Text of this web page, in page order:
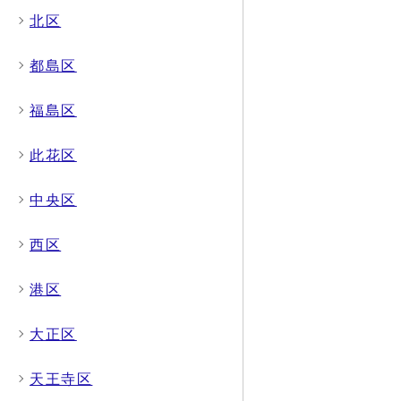
北区
都島区
福島区
此花区
中央区
西区
港区
大正区
天王寺区